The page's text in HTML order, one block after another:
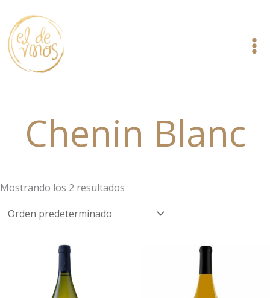
contenido
Chenin Blanc
Mostrando los 2 resultados